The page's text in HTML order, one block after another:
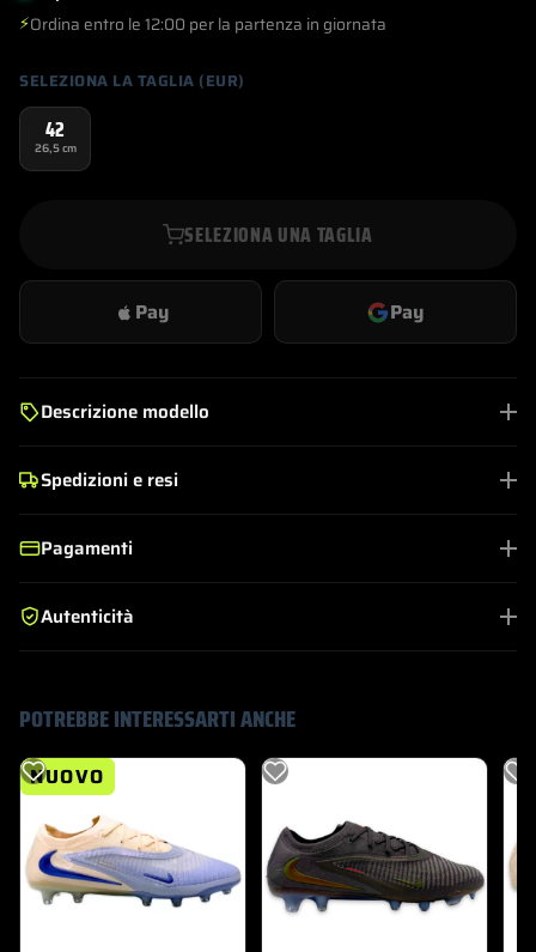
€269,00.
€149,00.
⚡Ordina entro le 12:00 per la partenza in giornata
SELEZIONA LA TAGLIA (EUR)
42
26,5 cm
SELEZIONA UNA TAGLIA
Pay Pay
Descrizione modello
Spedizioni e resi
Pagamenti
Autenticità
POTREBBE INTERESSARTI ANCHE
NUOVO